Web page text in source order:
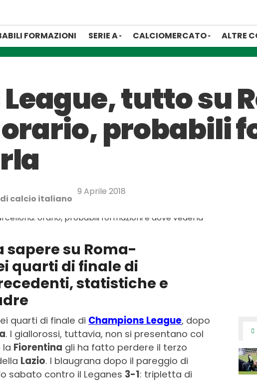
FORMAZIONI SERIE A CALCIOMERCATO ALTRE
tutto su
probabili
di calcio italiano
9 Aprile 2018
sapere su Roma-
quarti di finale di
statistiche e
quarti di finale di Champions League, dopo
. I giallorossi, tuttavia, non si presentano col
la Fiorentina gli ha fatto perdere il terzo
Lazio. I blaugrana dopo il pareggio di
sabato contro il Leganes 3-1: tripletta di